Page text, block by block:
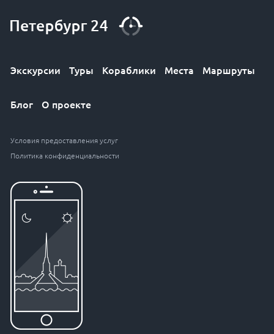
Экскурсии Туры Кораблики Места Маршруты
Блог О проекте
Условия предоставления услуг
Политика конфиденциальности